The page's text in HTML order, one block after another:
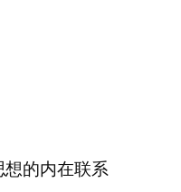
想的内在联系